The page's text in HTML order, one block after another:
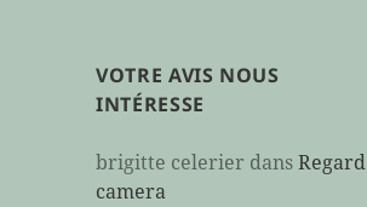
VOTRE AVIS NOUS
INTÉRESSE
brigitte celerier dansRegard
camera